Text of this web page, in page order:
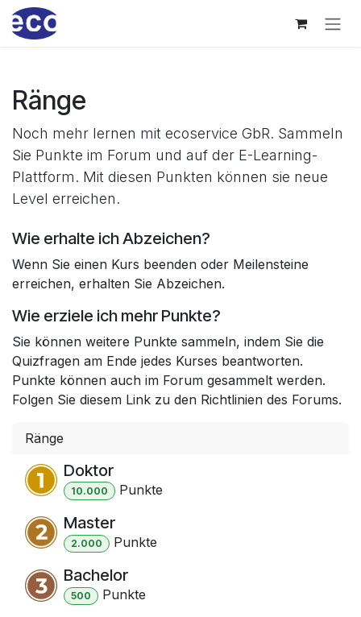
Zum Inhalt springen
Ränge
Noch mehr lernen mit ecoservice GbR. Sammeln
Sie Punkte im Forum und auf der E-Learning-
Plattform. Mit diesen Punkten können sie neue
Level erreichen.
Wie erhalte ich Abzeichen?
Wenn Sie einen Kurs beenden oder Meilensteine
erreichen, erhalten Sie Abzeichen.
Wie erziele ich mehr Punkte?
Sie können weitere Punkte sammeln, indem Sie die
Quizfragen am Ende jedes Kurses beantworten.
Punkte können auch im Forum gesammelt werden.
Folgen Sie diesem Link zu den Richtlinien des Forums.
Ränge
Doktor
10.000 Punkte
Master
2.000 Punkte
Bachelor
500 Punkte